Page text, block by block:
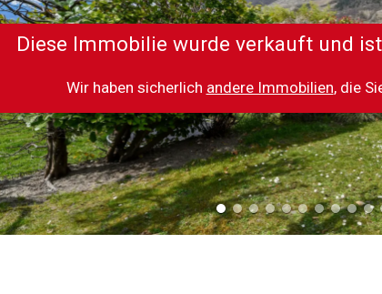
Diese Immobilie wurde verkauft und
Wir haben sicherlich andere Immobilien, die